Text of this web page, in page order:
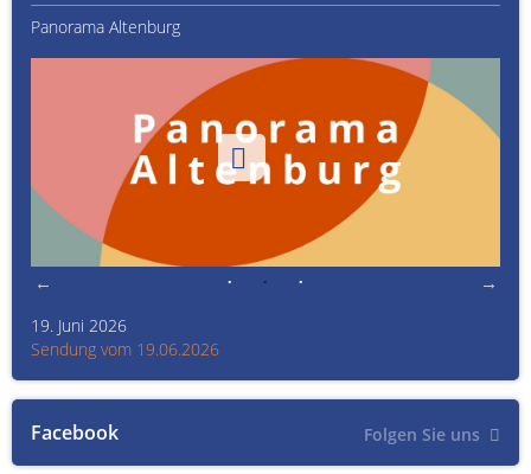
Facebook Folgen Sie uns
Panorama Altenburg
19. Juni 2026
Sendung vom 19.06.2026